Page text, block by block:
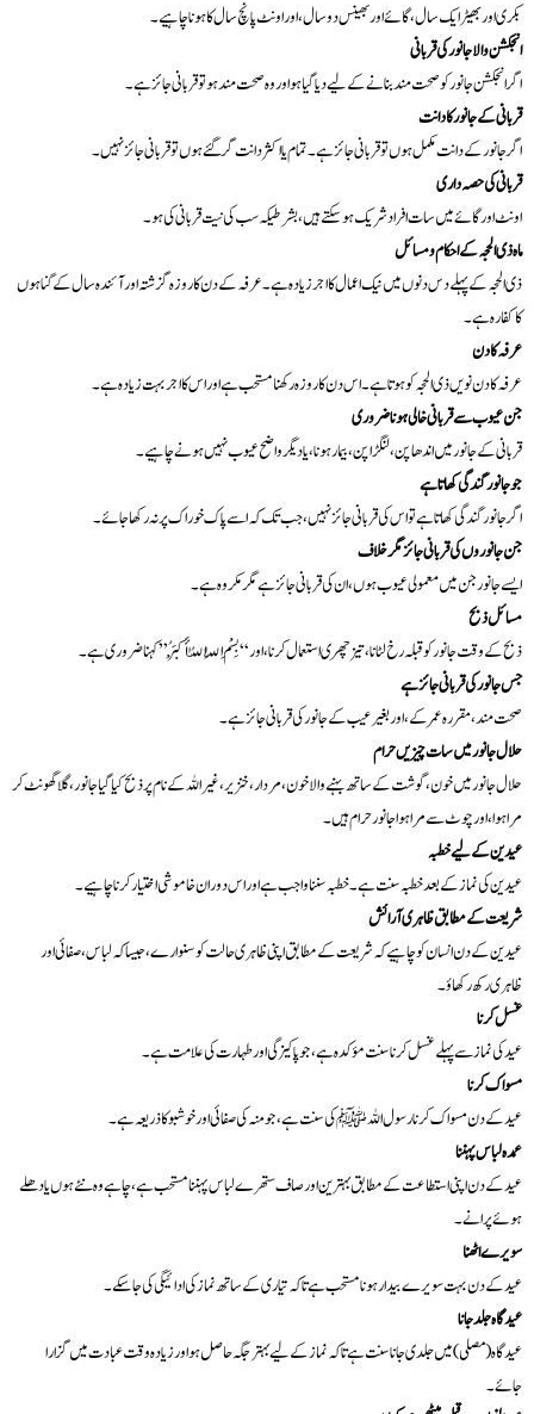
بکری اور بھیڑ ایک سال، گائے اور بھینس دو سال، اور اونٹ پانچ سال کا ہونا چاہیے۔
انجکشن والا جانور کی قربانی
اگر انجکشن جانور کو صحت مند بنانے کے لیے دیا گیا ہو اور وہ صحت مند ہو تو قربانی جائز ہے۔
قربانی کے جانور کا دانت
اگر جانور کے دانت مکمل ہوں تو قربانی جائز ہے۔ تمام یا اکثر دانت گر گئے ہوں تو قربانی جائز نہیں۔
قربانی کی حصہ داری
اونٹ اور گائے میں سات افراد شریک ہو سکتے ہیں، بشرطیکہ سب کی نیت قربانی کی ہو۔
ماہ ذی الحجہ کے احکام و مسائل
ذی الحجہ کے پہلے دس دنوں میں نیک اعمال کا اجر زیادہ ہے۔ عرفہ کے دن کا روزہ گزشتہ اور آئندہ سال کے گناہوں
کا کفارہ ہے۔
عرفہ کا دن
عرفہ کا دن نویں ذی الحجہ کو ہوتا ہے۔ اس دن کا روزہ رکھنا مستحب ہے اور اس کا اجر بہت زیادہ ہے۔
جن عیوب سے قربانی خالی ہونا ضروری
قربانی کے جانور میں اندھا پن، لنگڑاپن، بیمار ہونا، یا دیگر واضح عیوب نہیں ہونے چاہیے۔
جو جانور گندگی کھاتا ہے
اگر جانور گندگی کھاتا ہے تو اس کی قربانی جائز نہیں، جب تک کہ اسے پاک خوراک پر نہ رکھا جائے۔
جن جانوروں کی قربانی جائز مگر خلاف
ایسے جانور جن میں معمولی عیوب ہوں، ان کی قربانی جائز ہے مگر مکروہ ہے۔
مسائل ذبح
ذبح کے وقت جانور کو قبلہ رخ لٹانا، تیز چھری استعمال کرنا، اور “بِسْمِ اللّٰہِ اللّٰہُ أَکْبَرُ” کہنا ضروری ہے۔
جس جانور کی قربانی جائز ہے
صحت مند، مقررہ عمر کے، اور بغیر عیب کے جانور کی قربانی جائز ہے۔
حلال جانور میں سات چیزیں حرام
حلال جانور میں خون، گوشت کے ساتھ بہنے والا خون، مردار، خنزیر، غیر اللہ کے نام پر ذبح کیا گیا جانور، گلا گھونٹ کر
مرا ہوا، اور چوٹ سے مرا ہوا جانور حرام ہیں۔
عیدین کے لیے خطبہ
عیدین کی نماز کے بعد خطبہ سنت ہے۔ خطبہ سننا واجب ہے اور اس دوران خاموشی اختیار کرنا چاہیے۔
شریعت کے مطابق ظاہری آرائش
عیدین کے دن انسان کو چاہیے کہ شریعت کے مطابق اپنی ظاہری حالت کو سنوارے، جیسا کہ لباس، صفائی اور
ظاہری رکھ رکھاؤ۔
غسل کرنا
عید کی نماز سے پہلے غسل کرنا سنت مؤکدہ ہے، جو پاکیزگی اور طہارت کی علامت ہے۔
مسواک کرنا
عید کے دن مسواک کرنا رسول اللہ ﷺ کی سنت ہے، جو منہ کی صفائی اور خوشبو کا ذریعہ ہے۔
عمدہ لباس پہننا
عید کے دن اپنی استطاعت کے مطابق بہترین اور صاف ستھرے لباس پہننا مستحب ہے، چاہے وہ نئے ہوں یا دھلے
ہوئے پرانے۔
سویرے اٹھنا
عید کے دن بہت سویرے بیدار ہونا مستحب ہے تاکہ تیاری کے ساتھ نماز کی ادائیگی کی جا سکے۔
عید گاہ جلد جانا
عید گاہ (مصلی) میں جلدی جانا سنت ہے تاکہ نماز کے لیے بہتر جگہ حاصل ہو اور زیادہ وقت عبادت میں گزارا
جائے۔